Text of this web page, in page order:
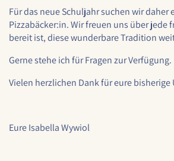
Für das neue Schuljahr suchen wir daher
Pizzabäcker:in. Wir freuen uns über jede
bereit ist, diese wunderbare Tradition
Gerne stehe ich für Fragen zur Verfügung.
Vielen herzlichen Dank für eure
Eure Isabella Wywiol
Name:
cookie_consent
Dieser Cookie speichert die